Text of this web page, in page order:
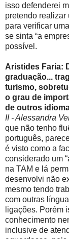
isso defenderei
pretendo realizar
para verificar
se sinta “a
possível.
Aristides Faria:
graduação...
turismo,
o grau de
de outros
II - Alessandra
que não tenho
português,
é visto como a
considerado um
na TAM e lá
desenvolvi não
mesmo tendo
com outras
ligações. Porém
conhecimento
inclusive de